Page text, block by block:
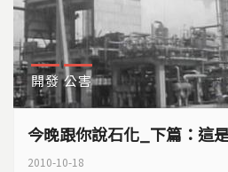
開發 公害
今晚跟你說石化_下篇：這
2010-10-18